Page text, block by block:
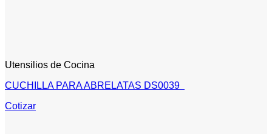
Utensilios de Cocina
CUCHILLA PARA ABRELATAS DS0039
Cotizar